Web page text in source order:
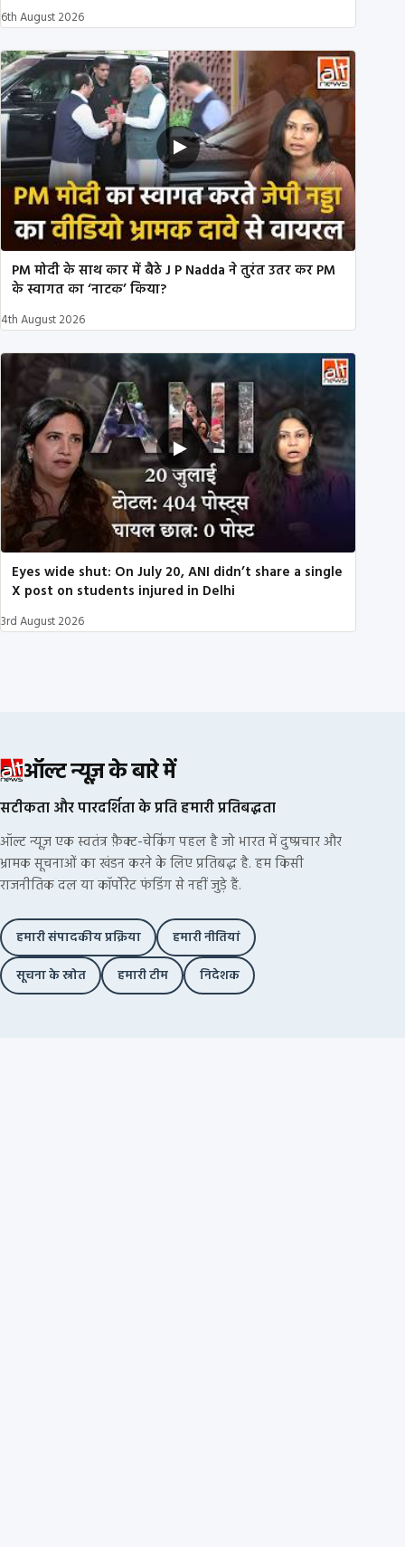
6th August 2026
PM मोदी के साथ कार में बैठे J P Nadda ने तुरंत उतर कर PM
के स्वागत का ‘नाटक’ किया?
4th August 2026
Eyes wide shut: On July 20, ANI didn’t share a single
X post on students injured in Delhi
3rd August 2026
ऑल्ट न्यूज़ के बारे में
सटीकता और पारदर्शिता के प्रति हमारी प्रतिबद्धता
ऑल्ट न्यूज़ एक स्वतंत्र फ़ैक्ट-चेकिंग पहल है जो भारत में दुष्प्रचार और
भ्रामक सूचनाओं का खंडन करने के लिए प्रतिबद्ध है. हम किसी
राजनीतिक दल या कॉर्पोरेट फंडिंग से नहीं जुड़े हैं.
हमारी संपादकीय प्रक्रिया
हमारी नीतियां
सूचना के स्रोत
हमारी टीम निदेशक